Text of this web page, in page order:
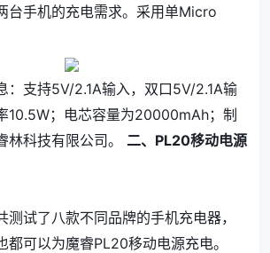
台手机的充电需求。采用单Micro
：支持5V/2.1A输入，双口5V/2.1A输
10.5W；电芯容量为20000mAh；制
林科技有限公司。 二、PL20移动电源
测试了八款不同品牌的手机充电器，
都可以为魔睿PL20移动电源充电。